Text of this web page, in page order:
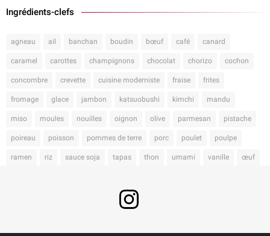
Ingrédients-clefs
agneau ail banchan boudin bœuf café canard
caramel carottes champignons chocolat chorizo cochon
concombre crevette cuisine moderniste fraise frites
fromage glace jambon katsuobushi kimchi mandu
miso moules nouilles oignon olive parmesan pistache
poireau poisson pommes de terre porc poulet poulpe
ramen riz sauce soja tapas thon umami vanille œuf